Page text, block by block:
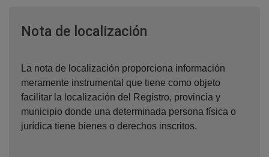
Nota de localización
La nota de localización proporciona información
meramente instrumental que tiene como objeto
facilitar la localización del Registro, provincia y
municipio donde una determinada persona física o
jurídica tiene bienes o derechos inscritos.